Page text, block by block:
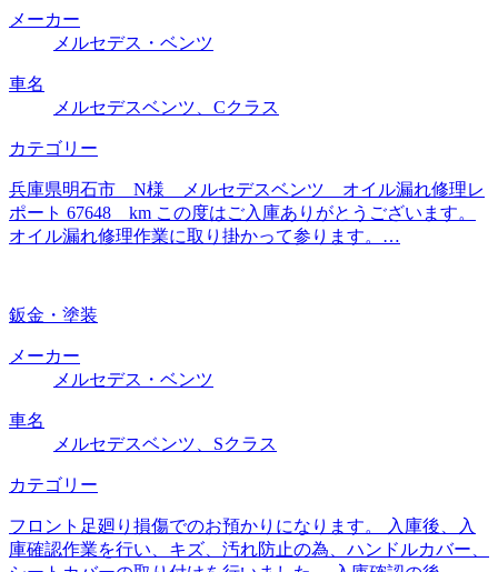
メーカー
メルセデス・ベンツ
車名
メルセデスベンツ、Cクラス
カテゴリー
兵庫県明石市 N様 メルセデスベンツ オイル漏れ修理レ
ポート 67648 km この度はご入庫ありがとうございます。
オイル漏れ修理作業に取り掛かって参ります。…
鈑金・塗装
メーカー
メルセデス・ベンツ
車名
メルセデスベンツ、Sクラス
カテゴリー
フロント足廻り損傷でのお預かりになります。 入庫後、入
庫確認作業を行い、キズ、汚れ防止の為、ハンドルカバー、